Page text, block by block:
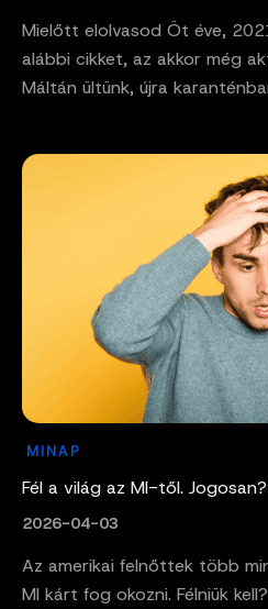
Mielőtt elolvasod Öt éve,
alábbi cikket, az akkor még
Máltán ültünk, újra
MINAP
Fél a világ az MI-től. Jogosan?
2026-04-03
Az amerikai felnőttek több
MI kárt fog okozni. Félniük